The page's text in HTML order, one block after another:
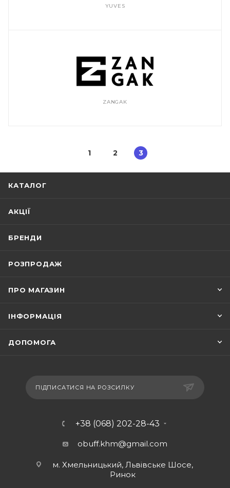
YUVES
ZANGAK
1 2 3
КАТАЛОГ
АКЦІЇ
БРЕНДИ
РОЗПРОДАЖ
ПРО МАГАЗИН
ІНФОРМАЦІЯ
ДОПОМОГА
ПІДПИСАТИСЯ НА РОЗСИЛКУ
+38 (068) 202-28-43
obuff.khm@gmail.com
м. Хмельницький, Львівське Шосе,
Ринок